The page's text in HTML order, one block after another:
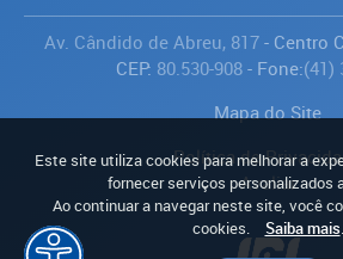
Av. Cândido de Abreu, 817- Centro
CEP: 80.530-908- Fone:(41)
Mapa do Site
Política de
Avaliar
Este site utiliza cookies para melhorar a
fornecer serviços personalizados
Ao continuar a navegar neste site, você
cookies.
Saiba mais.